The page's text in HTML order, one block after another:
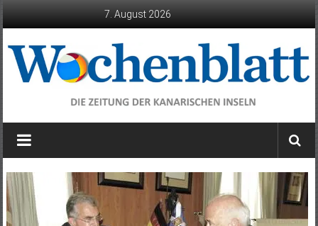
7. August 2026
Wochenblatt
die
der
Kanarischen
Inseln